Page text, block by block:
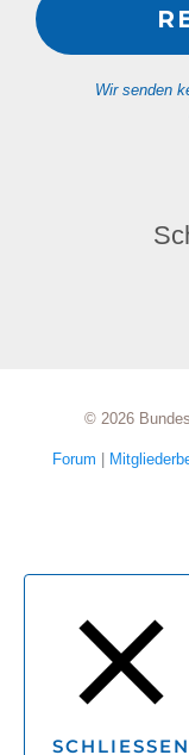
Wir senden
© 2026
Forum
SCHLIESSEN